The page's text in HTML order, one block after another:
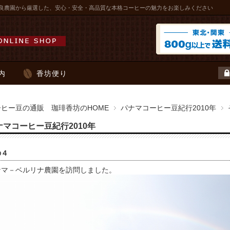
園から厳選した、安心・安全・高品質な本格コーヒーの魅力をお楽しみください
香坊便り
ヒー豆の通販 珈琲香坊のHOME パナマコーヒー豆紀行2010年
マコーヒー豆紀行2010年
－ベルリナ農園を訪問しました。